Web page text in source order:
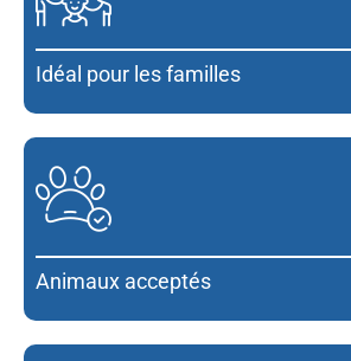
Idéal pour les familles
Animaux acceptés